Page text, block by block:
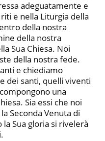
adeguatamente e
e nella Liturgia della
della nostra
della nostra
Sua Chiesa. Noi
della nostra fede.
e chiediamo
dei santi, quelli viventi
una
Sia essi che noi
Seconda Venuta di
Sua gloria si rivelerà